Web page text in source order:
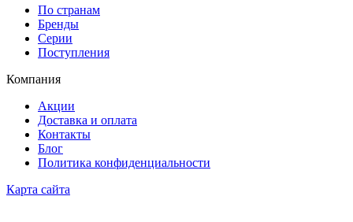
По странам
Бренды
Серии
Поступления
Компания
Акции
Доставка и оплата
Контакты
Блог
Политика конфиденциальности
Карта сайта